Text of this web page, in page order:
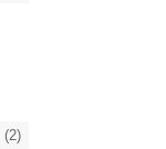
(2)